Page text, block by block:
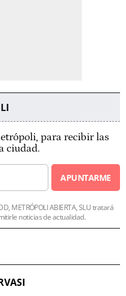
para recibir las
ciudad.
APUNTARME
METRÓPOLI ABIERTA, SLU tratará
noticias de actualidad.